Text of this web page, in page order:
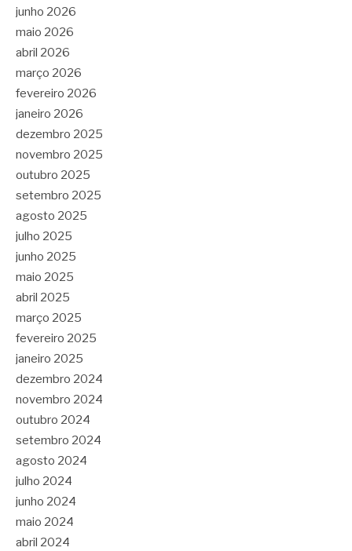
junho 2026
maio 2026
abril 2026
março 2026
fevereiro 2026
janeiro 2026
dezembro 2025
novembro 2025
outubro 2025
setembro 2025
agosto 2025
julho 2025
junho 2025
maio 2025
abril 2025
março 2025
fevereiro 2025
janeiro 2025
dezembro 2024
novembro 2024
outubro 2024
setembro 2024
agosto 2024
julho 2024
junho 2024
maio 2024
abril 2024